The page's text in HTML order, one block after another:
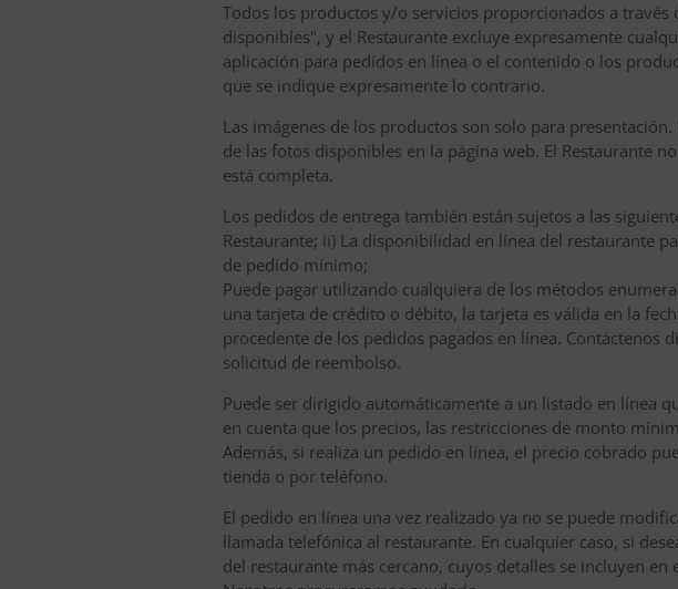
Todos los productos y/o servicios proporcionados a
disponibles", y el Restaurante excluye expresamente
aplicación para pedidos en línea o el contenido o los
que se indique expresamente lo contrario.
Las imágenes de los productos son solo para
de las fotos disponibles en la página web. El Restaurante
está completa.
Los pedidos de entrega también están sujetos a las
Restaurante; ii) La disponibilidad en línea del restaurante
de pedido mínimo;
Puede pagar utilizando cualquiera de los métodos
una tarjeta de crédito o débito, la tarjeta es válida en la
procedente de los pedidos pagados en línea.
solicitud de reembolso.
Puede ser dirigido automáticamente a un listado en línea
en cuenta que los precios, las restricciones de monto
Además, si realiza un pedido en línea, el precio cobrado
tienda o por teléfono.
El pedido en línea una vez realizado ya no se puede
llamada telefónica al restaurante. En cualquier caso, si
del restaurante más cercano, cuyos detalles se incluyen